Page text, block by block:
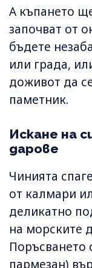
А къпането
започват от
бъдете
или града,
доживот да
паметник.
Искане на
дарове
Чинията
от калмари
деликатно
на морските
Поръсването
пармезан)